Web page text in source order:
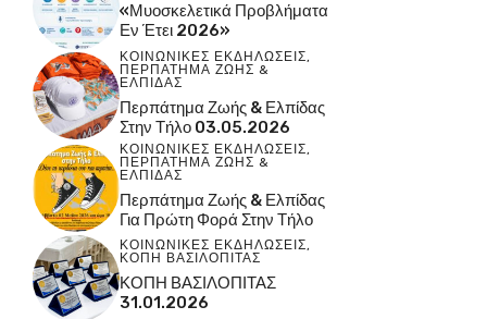
«Μυοσκελετικά Προβλήματα
Εν Έτει 2026»
ΚΟΙΝΩΝΙΚΕΣ ΕΚΔΗΛΩΣΕΙΣ,
ΠΕΡΠΑΤΗΜΑ ΖΩΗΣ &
ΕΛΠΙΔΑΣ
Περπάτημα Ζωής & Ελπίδας
Στην Τήλο 03.05.2026
ΚΟΙΝΩΝΙΚΕΣ ΕΚΔΗΛΩΣΕΙΣ,
ΠΕΡΠΑΤΗΜΑ ΖΩΗΣ &
ΕΛΠΙΔΑΣ
Περπάτημα Ζωής & Ελπίδας
Για Πρώτη Φορά Στην Τήλο
ΚΟΙΝΩΝΙΚΕΣ ΕΚΔΗΛΩΣΕΙΣ,
ΚΟΠΗ ΒΑΣΙΛΟΠΙΤΑΣ
ΚΟΠΗ ΒΑΣΙΛΟΠΙΤΑΣ
31.01.2026